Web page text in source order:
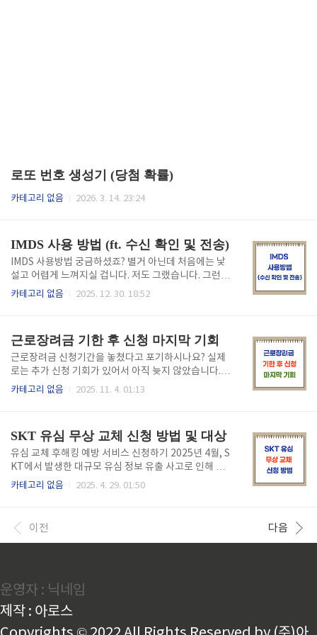
로또 번호 생성기 (당첨 확률)
카테고리 없음 2026. 3. 14. 23:24
IMDS 사용 방법 (ft. 수신 확인 및 전송)
IMDS 사용방법 궁금하셨죠? 별거 아닌데 처음에는 낯
설고 어렵게 느껴지실 겁니다. 저도 그랬습니다. 그런데
그 고민을 제가 해결해드리겠습니다. 아래 화면을 보시
법1. IMDS 사용 ID로 로그인을 합니다. 로그인 화면은
다음과 같이 보여집니다. 2. 수신함을 클릭한 뒤, MDS
를 클릭해주세요. 그리고 나서 오른쪽 중간에 있는 "검
색" 버튼을 눌러주세요. '다른 검색 조건을 추가' 할 수
있다는 메시지창이 나오는데 가운데 '상태' 표시 (아래
카테고리 없음 2025. 12. 30. 18:52
근로장려금 기한 후 신청 마지막 기회
근로장려금 신청기간을 놓쳤다고 포기하시나요? 실제
로는 추가 신청 기회가 있어서 아직 늦지 않았습니다.
정확한 방법만 알면 기한 후에도 신청이 가능하며, 최대
가능합니다. 소득세법 제81조에 따라 과세표준 확정신
고서 제출기한으로부터 5년 내에 신청할 수 있으며, 홈
택스나 세무서 방문을 통해 진행할 수 있습니다. 단, 기
한 후 신청시에는 가산세가 부과될 수 있으니 최대한 빨
리 신청하는 것이 유리합니다.요약: 경정청구로 5년 내
택스 접속 및 로그인국세청 홈택스(www.hometax.g
o.kr)에 접속..
카테고리 없음 2025. 11. 4. 01:13
SKT 유심 무상 교체 신청 방법 및 대상
유심 교체 후해킹 예방 서비스 신청하기 2025년 4월, S
KT에서 발생한 대규모 유심 정보 유출 사고로 인해 고
객들의 불안감이 커지고 있습니다. 이에 SKT는 전 고객
순한 해프닝이 아닌 장기적인 개인정보 노출 위험과 직
결되므로, 해당 고객들은 신속하게 유심을 교체하는 것
로 진행하세요! SKT 유심 무상 교체하기 ■ 유심 무상
교체 대상은 누구인가요?이번 유심 무상 교체는 모든 S
KT 유심 사용자를 대상으로 합니다. SKT망..
카테고리 없음 2025. 4. 29. 01:50
이전 다음
운영자 : 닉네임
제작 : 아로스